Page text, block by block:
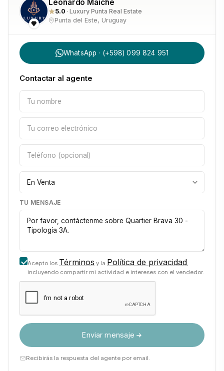
Amenities de Quartier Brava 30
El desarrollo ofrece una propuesta integral de servicios y
espacios comunes de nivel internacional, pensados para
vivir el año entero:
Piscina exterior climatizada con solárium
Piscina interior climatizada
Gimnasio totalmente equipado
Spa con sauna seco y húmedo
Salón de usos múltiples (SUM)
Salas de coworking y lounge
Kids Club y Teen Lounge
Laundry, bike parking y cocheras subterráneas
Jardines parquizados y áreas de descanso
Leonardo Maiche
5.0 · Luxury Punta Real Estate
Punta del Este, Uruguay
WhatsApp · (+598) 099 824 951
Contactar al agente
TU MENSAJE
Acepto los Términos y la Política de privacidad,
incluyendo compartir mi actividad e intereses con el vendedor.
Enviar mensaje
Recibirás la respuesta del agente por email.